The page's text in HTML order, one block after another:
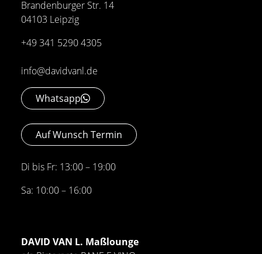
Brandenburger Str. 14
04103 Leipzig
+49 341 5290 4305
info@davidvanl.de
Whatsapp
Auf Wunsch Termin
Di bis Fr: 13:00 – 19:00
Sa: 10:00 – 16:00
DAVID VAN L. Maßlounge